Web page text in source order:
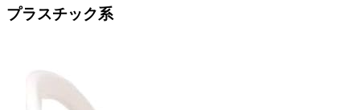
プラスチック系